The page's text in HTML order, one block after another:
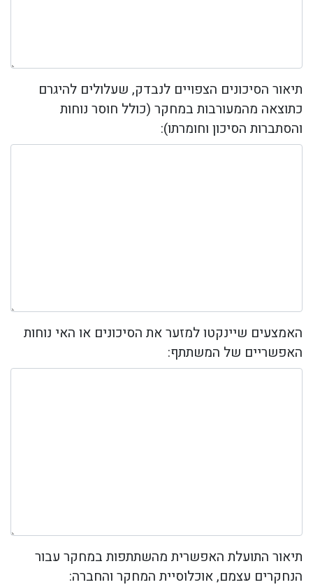
תיאור הסיכונים הצפויים לנבדק, שעלולים להיגרם
כתוצאה מהמעורבות במחקר (כולל חוסר נוחות
והסתברות הסיכון וחומרתו):
האמצעים שיינקטו למזער את הסיכונים או האי נוחות
האפשריים של המשתתף:
תיאור התועלת האפשרית מהשתתפות במחקר עבור
הנחקרים עצמם, אוכלוסיית המחקר והחברה: